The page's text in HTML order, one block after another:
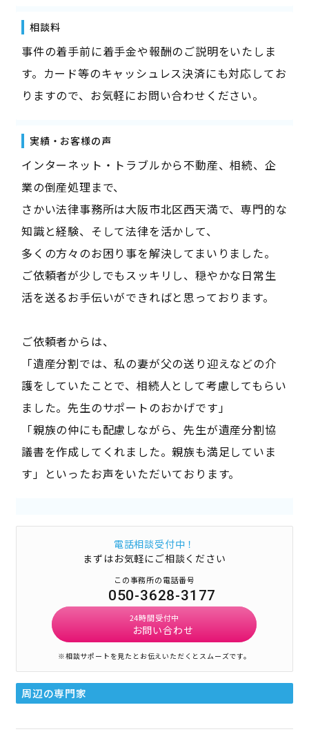
相談料
事件の着手前に着手金や報酬のご説明をいたしま
す。カード等のキャッシュレス決済にも対応してお
りますので、お気軽にお問い合わせください。
実績・お客様の声
インターネット・トラブルから不動産、相続、企
業の倒産処理まで、
さかい法律事務所は大阪市北区西天満で、専門的な
知識と経験、そして法律を活かして、
多くの方々のお困り事を解決してまいりました。
ご依頼者が少しでもスッキリし、穏やかな日常生
活を送るお手伝いができればと思っております。
ご依頼者からは、
「遺産分割では、私の妻が父の送り迎えなどの介
護をしていたことで、相続人として考慮してもらい
ました。先生のサポートのおかげです」
「親族の仲にも配慮しながら、先生が遺産分割協
議書を作成してくれました。親族も満足していま
す」といったお声をいただいております。
電話相談受付中！
まずはお気軽にご相談ください
この事務所の電話番号
050-3628-3177
24時間受付中
お問い合わせ
※相談サポートを見たとお伝えいただくとスムーズです。
周辺の専門家